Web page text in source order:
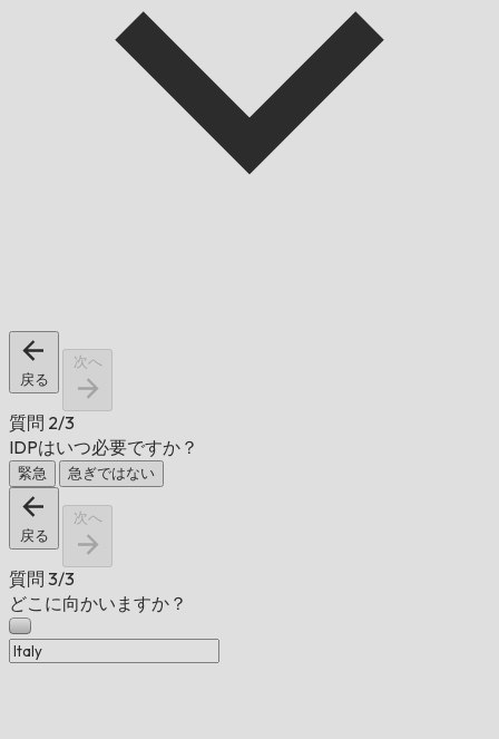
戻る
次へ
質問 2/3
IDPはいつ必要ですか？
緊急 急ぎではない
戻る
次へ
質問 3/3
どこに向かいますか？